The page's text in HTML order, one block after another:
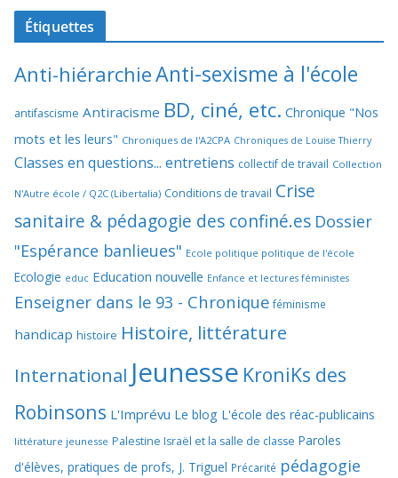
Étiquettes
Anti-hiérarchieAnti-sexisme à l'école
antifascisme Antiracisme BD, ciné, etc. Chronique "Nos
mots et les leurs" Chroniques de l'A2CPA Chroniques de Louise Thierry
Classes en questions... entretiens collectif de travail Collection
N'Autre école / Q2C (Libertalia) Conditions de travail Crise
sanitaire & pédagogie des confiné.es Dossier
"Espérance banlieues" Ecole politique politique de l'école
Ecologie educ Education nouvelle Enfance et lectures féministes
Enseigner dans le 93 - Chronique féminisme
handicap histoire Histoire, littérature
International Jeunesse KroniKs des
Robinsons L'Imprévu Le blog L'école des réac-publicains
littérature jeunesse Palestine Israël et la salle de classe Paroles
d'élèves, pratiques de profs, J. Triguel Précarité pédagogie